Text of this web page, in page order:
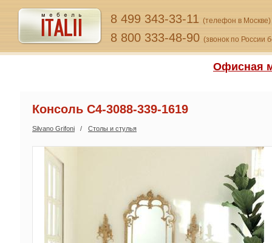
8 499 343-33-11 (телефон в Москве)
8 800 333-48-90 (звонок по России
Офисная
Консоль C4-3088-339-1619
Silvano Grifoni Столы и стулья